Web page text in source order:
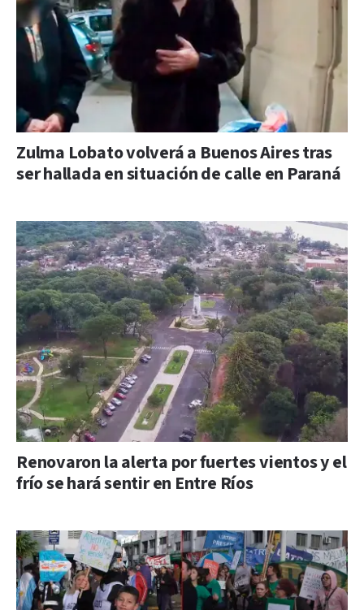
Zulma Lobato volverá a Buenos Aires tras
ser hallada en situación de calle en Paraná
Renovaron la alerta por fuertes vientos y el
frío se hará sentir en Entre Ríos